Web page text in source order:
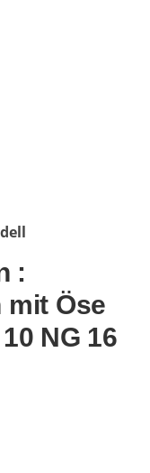
:
mit Öse
NG 16